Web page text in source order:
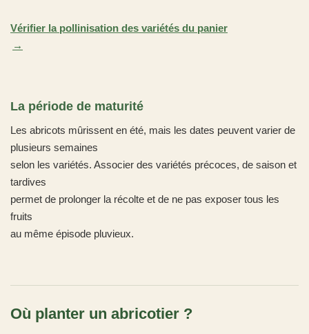
Vérifier la pollinisation des variétés du panier
La période de maturité
Les abricots mûrissent en été, mais les dates peuvent varier de
plusieurs semaines
selon les variétés. Associer des variétés précoces, de saison et
tardives
permet de prolonger la récolte et de ne pas exposer tous les
fruits
au même épisode pluvieux.
Où planter un abricotier ?